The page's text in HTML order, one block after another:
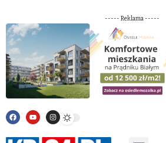
----- Reklama -----